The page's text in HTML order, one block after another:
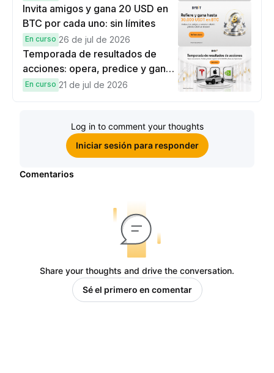
recompensas
Invita amigos y gana 20 USD en
BTC por cada uno: sin límites
En curso 26 de jul de 2026
Temporada de resultados de
acciones: opera, predice y gana
una Cybertruck.
En curso 21 de jul de 2026
Log in to comment your thoughts
Iniciar sesión para responder
Comentarios
Share your thoughts and drive the conversation.
Sé el primero en comentar